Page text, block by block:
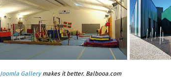
Joomla Gallerymakes it better. Balbooa.com